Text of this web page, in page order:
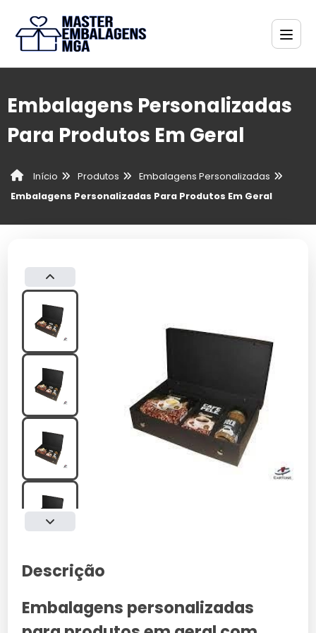
Embalagens Personalizadas
Para Produtos Em Geral
Início Produtos
Embalagens Personalizadas
Embalagens Personalizadas Para Produtos Em Geral
Descrição
Embalagens personalizadas